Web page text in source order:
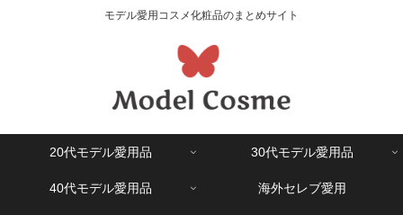
モデル愛用コスメ化粧品のまとめサイト
20代モデル愛用品 30代モデル愛用品
40代モデル愛用品 海外セレブ愛用